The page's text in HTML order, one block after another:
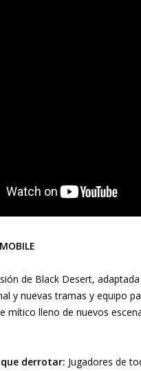
de Black Desert,
y nuevas tramas y equipo
mítico lleno de nuevos
derrotar: Jugadores de